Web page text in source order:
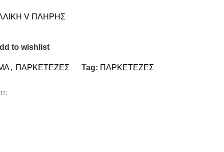
V ΠΛΗΡΗΣ
to wishlist
, ΠΑΡΚΕΤΕΖΕΣ Tag: ΠΑΡΚΕΤΕΖΕΣ